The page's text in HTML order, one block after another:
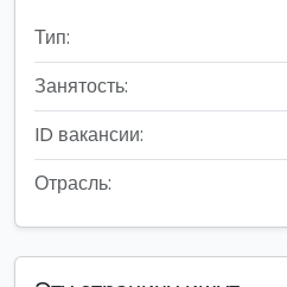
Тип:
Занятость:
ID вакансии:
Отрасль: